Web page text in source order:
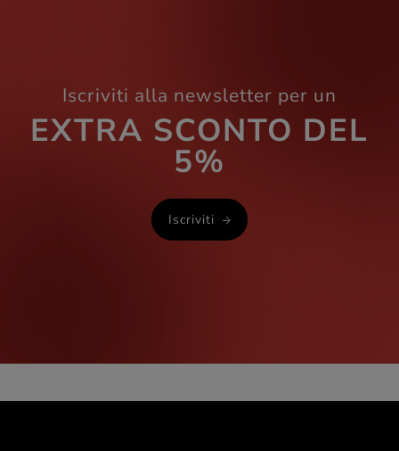
Iscriviti alla newsletter per un
EXTRA SCONTO DEL
5%
Iscriviti